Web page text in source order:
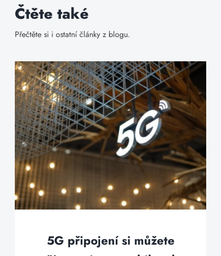
Čtěte také
Přečtěte si i ostatní články z blogu.
5G připojení si můžete